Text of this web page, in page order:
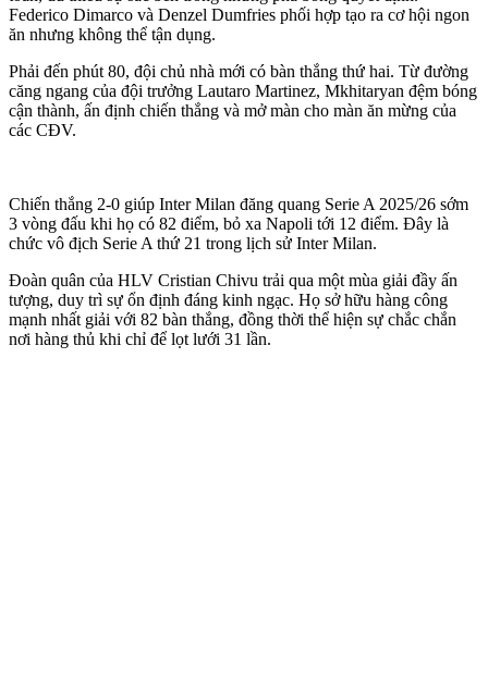
Federico Dimarco và Denzel Dumfries phối hợp tạo ra cơ hội ngon
ăn nhưng không thể tận dụng.
Phải đến phút 80, đội chủ nhà mới có bàn thắng thứ hai. Từ đường
căng ngang của đội trưởng Lautaro Martinez, Mkhitaryan đệm bóng
cận thành, ấn định chiến thắng và mở màn cho màn ăn mừng của
các CĐV.
Chiến thắng 2-0 giúp Inter Milan đăng quang Serie A 2025/26 sớm
3 vòng đấu khi họ có 82 điểm, bỏ xa Napoli tới 12 điểm. Đây là
chức vô địch Serie A thứ 21 trong lịch sử Inter Milan.
Đoàn quân của HLV Cristian Chivu trải qua một mùa giải đầy ấn
tượng, duy trì sự ổn định đáng kinh ngạc. Họ sở hữu hàng công
mạnh nhất giải với 82 bàn thắng, đồng thời thể hiện sự chắc chắn
nơi hàng thủ khi chỉ để lọt lưới 31 lần.